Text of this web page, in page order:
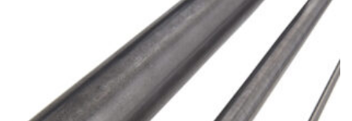
Varianten
auf.
Die
Optionen
können
auf